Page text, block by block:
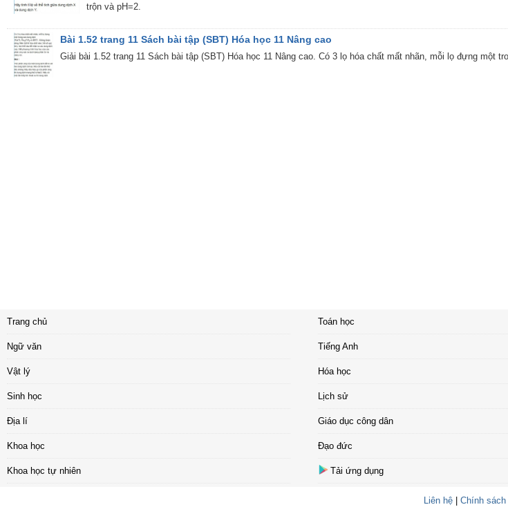
trộn và pH=2.
Bài 1.52 trang 11 Sách bài tập (SBT) Hóa học 11 Nâng cao
Giải bài 1.52 trang 11 Sách bài tập (SBT) Hóa học 11 Nâng cao. Có 3 lọ hóa chất mất nhãn, mỗi lọ đựng một
Trang chủ Toán học
Ngữ văn Tiếng Anh
Vật lý Hóa học
Sinh học Lịch sử
Địa lí Giáo dục công dân
Khoa học Đạo đức
Khoa học tự nhiên Tải ứng dụng
Liên hệ| Chính sách